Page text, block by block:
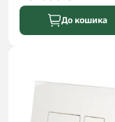
До кошика